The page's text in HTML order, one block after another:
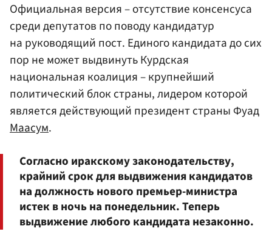
Официальная версия – отсутствие консенсуса
среди депутатов по поводу кандидатур
на руководящий пост. Единого кандидата до сих
пор не может выдвинуть Курдская
национальная коалиция – крупнейший
политический блок страны, лидером которой
является действующий президент страны Фуад
Маасум.
Согласно иракскому законодательству,
крайний срок для выдвижения кандидатов
на должность нового премьер-министра
истек в ночь на понедельник. Теперь
выдвижение любого кандидата незаконно.